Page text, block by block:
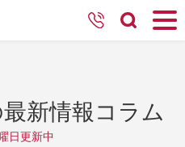
新情報コラム
日更新中